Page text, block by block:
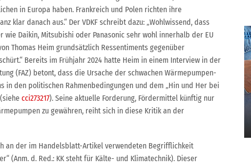
in Europa haben. Frankreich und Polen richten ihre
klar danach aus.“ Der VDKF schreibt dazu: „Wohlwissend, dass
Daikin, Mitsubishi oder Panasonic sehr wohl innerhalb der EU
Thomas Heim grundsätzlich Ressentiments gegenüber
Bereits im Frühjahr 2024 hatte Heim in einem Interview in der
(FAZ) betont, dass die Ursache der schwachen Wärmepumpen-
in den politischen Rahmenbedingungen und dem „Hin und Her bei
cci273217). Seine aktuelle Forderung, Fördermittel künftig nur
zu gewähren, reiht sich in diese Kritik an der
an der im Handelsblatt-Artikel verwendeten Begrifflichkeit
(Anm. d. Red.: KK steht für Kälte- und Klimatechnik). Dieser